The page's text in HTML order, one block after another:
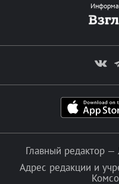
Главный редактор
Адрес редакции и